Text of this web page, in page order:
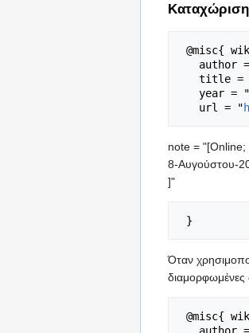
Καταχώριση
   url = "
note = "[Online;
8-Αυγούστου-
]"
Όταν
διαμορφωμένες